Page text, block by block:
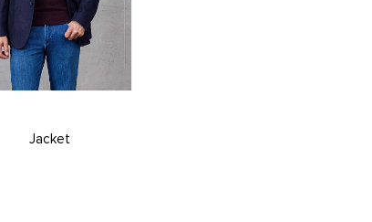
Jacket